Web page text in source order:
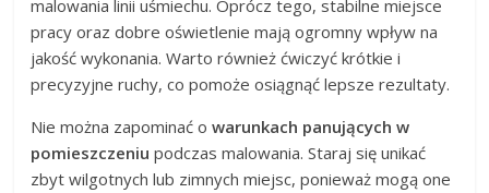
malowania linii uśmiechu. Oprócz tego, stabilne miejsce
pracy oraz dobre oświetlenie mają ogromny wpływ na
jakość wykonania. Warto również ćwiczyć krótkie i
precyzyjne ruchy, co pomoże osiągnąć lepsze rezultaty.
Nie można zapominać owarunkach panujących w
pomieszczeniu podczas malowania. Staraj się unikać
zbyt wilgotnych lub zimnych miejsc, ponieważ mogą one